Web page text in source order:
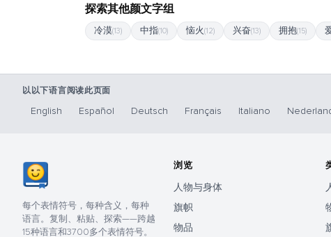
探索其他颜文字组
冷漠(13) 中指(10) 恼火(12) 兴奋(13) 拥抱(15)
以以下语言阅读此页面
English Español Deutsch Français Italiano
每个表情符号，每种含义，每种
语言。复制、粘贴、探索——跨越
15种语言和3700多个表情符号。
浏览
人物与身体
旗帜
物品